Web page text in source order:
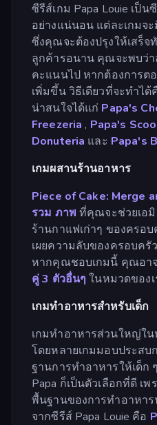
ซีรีส์เกม Papa Louie เป็
อย่างแน่นอน แต่ละเกมจ
ซึ่งคุณจะต้องปรุงให้เสร็จ
ลูกค้ารอนาน คุณจะพบว่า
คะแนนไป หากต้องการต
เพิ่มขึ้น วิธีเดียวที่จะทำไ
น่าสนใจได้แก่ Papa's
Freezeria , Papa's
Donuteria และ Papa's
เกมผสานร้านอาหาร
Piece of Cake: Merge
รวม ภาพ ที่คุณจะช่วยเอ
ร้านกาแฟเก่าๆ ของครอ
เผยความลับของครอบค
หากคุณชอบเกมนี้ คุณอา
คู่ 3 ตัวอื่นๆ ในหมวดของเ
เกมทำอาหารสำหรับเด็ก
เกมทำอาหารส่วนใหญ่ใ
โดยหลายเกมมอบประส
ฐานการทำอาหารให้เด็ก
Papa ก็เป็นตัวเลือกที่ดี เ
พื้นฐานของการทำอาหา
จากซีรีส์ Papa Louie คือ